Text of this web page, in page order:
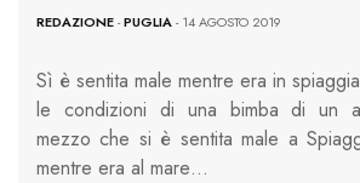
REDAZIONE-PUGLIA- 14 AGOSTO 2019
Sì è sentita male mentre era in
le condizioni di una bimba di un
mezzo che si è sentita male a
mentre era al mare…